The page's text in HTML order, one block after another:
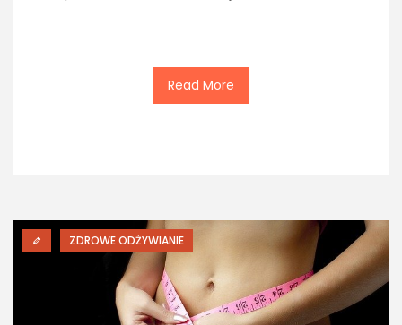
Read More
ZDROWE ODŻYWIANIE